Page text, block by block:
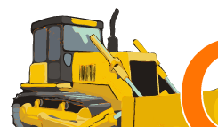
Перейти
основному
содержанию